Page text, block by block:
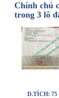
Chính chủ
trong 3 lô
D.TÍCH: 75